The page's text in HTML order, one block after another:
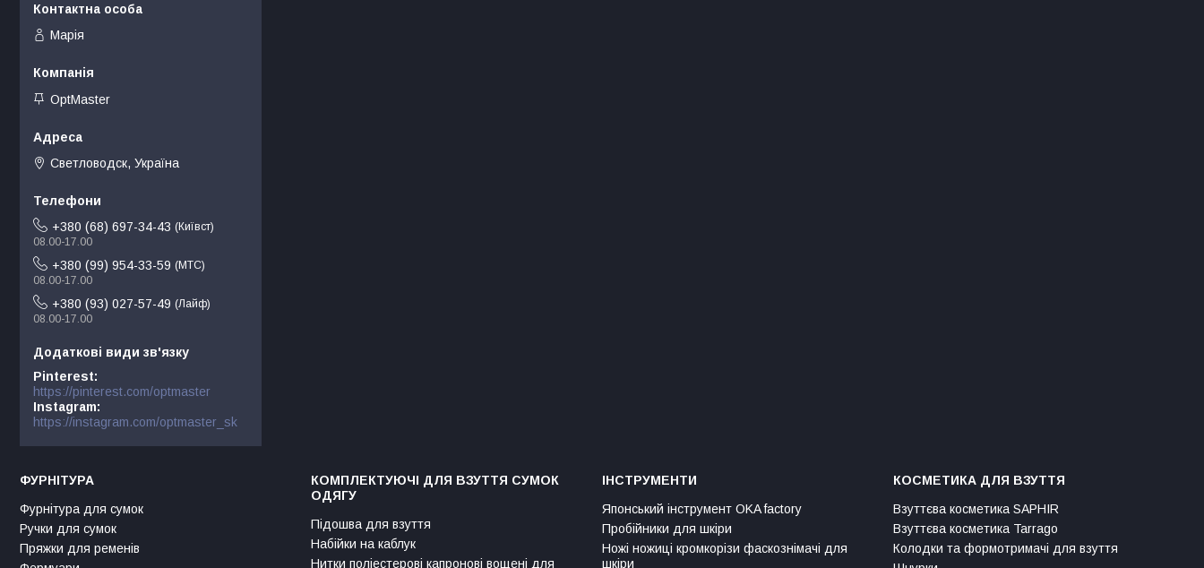
Марія
OptMaster
Светловодск, Україна
+380 (68) 697-34-43
Київст
08.00-17.00
+380 (99) 954-33-59
МТС
08.00-17.00
+380 (93) 027-57-49
Лайф
08.00-17.00
Pinterest
https://pinterest.com/optmaster
Instagram
https://instagram.com/optmaster_sk
ФУРНІТУРА
Фурнітура для сумок
Ручки для сумок
Пряжки для ременів
КОМПЛЕКТУЮЧІ ДЛЯ ВЗУТТЯ СУМОК
ОДЯГУ
Підошва для взуття
Набійки на каблук
Нитки поліестерові капронові вощені для
ІНСТРУМЕНТИ
Японський інструмент OKA factory
Пробійники для шкіри
Ножі ножиці кромкорізи фаскознімачі для
шкіри
КОСМЕТИКА ДЛЯ ВЗУТТЯ
Взуттєва косметика SAPHIR
Взуттєва косметика Tarrago
Колодки та формотримачі для взуття